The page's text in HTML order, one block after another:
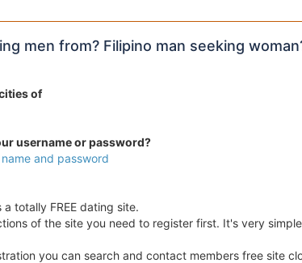
men from? Filipino man seeking
of
username or password?
and password
totally FREE dating site.
of the site you need to register first. It's very
you can search and contact members free site